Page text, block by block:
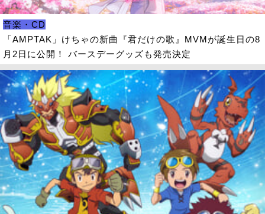
音楽・CD
「AMPTAK」けちゃの新曲『君だけの歌』MVMが誕生日の8
月2日に公開！ バースデーグッズも発売決定